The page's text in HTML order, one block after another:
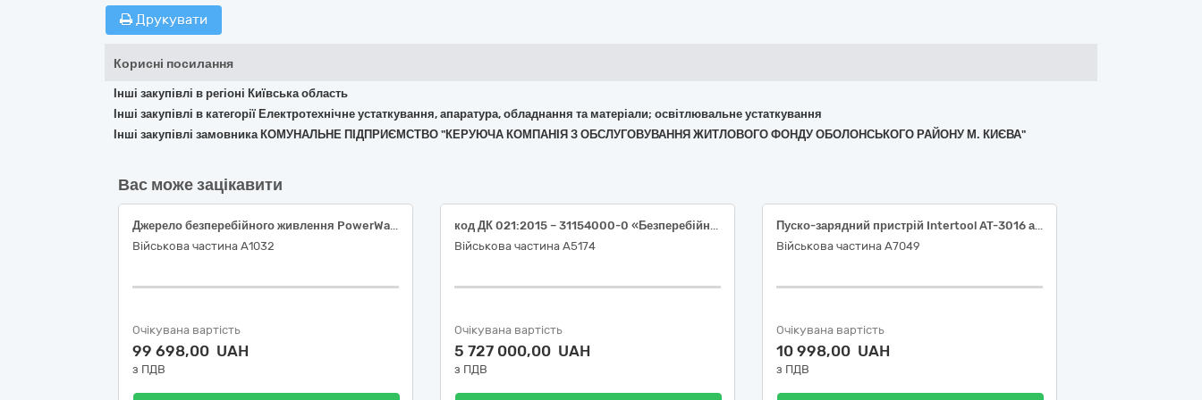
Друкувати
Корисні посилання
Інші закупівлі в регіоні Київська область
Інші закупівлі в категорії Електротехнічне устаткування, апаратура, обладнання та матеріали; освітлювальне устаткування
Інші закупівлі замовника КОМУНАЛЬНЕ ПІДПРИЄМСТВО "КЕРУЮЧА КОМПАНІЯ З ОБСЛУГОВУВАННЯ ЖИТЛОВОГО ФОНДУ ОБОЛОНСЬКОГО РАЙОНУ М. КИЄВА"
Вас може зацікавити
Джерело безперебійного живлення PowerWalker VFI 2000 ICR IoT (або еквівалент) на техніку спеціального призначення, код відповідно національного класифікатора України ДК 021:2015 31150000-2 Баласти для розрядних ламп – 1 найменування
Військова частина А1032
Очікувана вартість
99 698,00 UAH
з ПДВ
код ДК 021:2015 – 31154000-0 «Безперебійні джерела живлення» (Портативна зарядна станція EcoFlow DELTA 3 Max)
Військова частина А5174
Очікувана вартість
5 727 000,00 UAH
з ПДВ
Пуско-зарядний пристрій Intertool AT-3016 або аналог не нижчої якості
Військова частина А7049
Очікувана вартість
10 998,00 UAH
з ПДВ